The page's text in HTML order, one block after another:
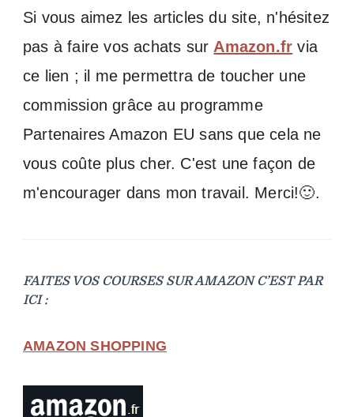
Si vous aimez les articles du site, n'hésitez
pas à faire vos achats sur Amazon.fr via
ce lien ; il me permettra de toucher une
commission grâce au programme
Partenaires Amazon EU sans que cela ne
vous coûte plus cher. C'est une façon de
m'encourager dans mon travail. Merci!🙂.
FAITES VOS COURSES SUR AMAZON C’EST PAR
ICI :
AMAZON SHOPPING